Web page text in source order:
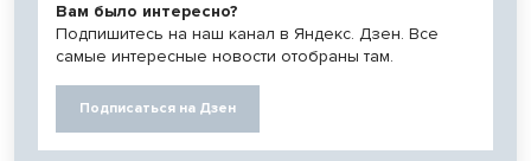
Вам было интересно?
Подпишитесь на наш канал в Яндекс. Дзен. Все
самые интересные новости отобраны там.
Подписаться на Дзен